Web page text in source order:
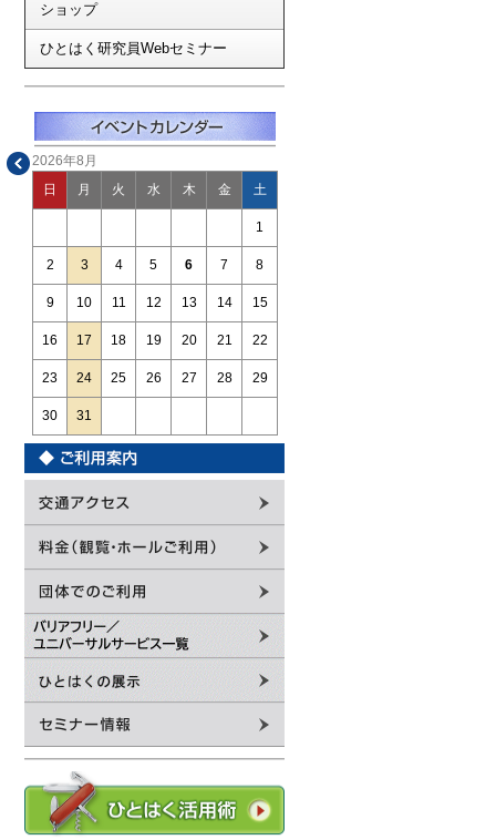
ショップ
ひとはく研究員Webセミナー
2026年8月
日 月 火 水 木 金 土
1
2 3 4 5 6 7 8
9 10 11 12 13 14 15
16 17 18 19 20 21 22
23 24 25 26 27 28 29
30 31